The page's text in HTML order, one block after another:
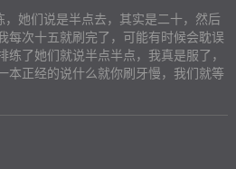
她们说是半点去，其实是二十，然后
每次十五就刷完了，可能有时候会耽误
了她们就说半点半点，我真是服了，
本正经的说什么就你刷牙慢，我们就等